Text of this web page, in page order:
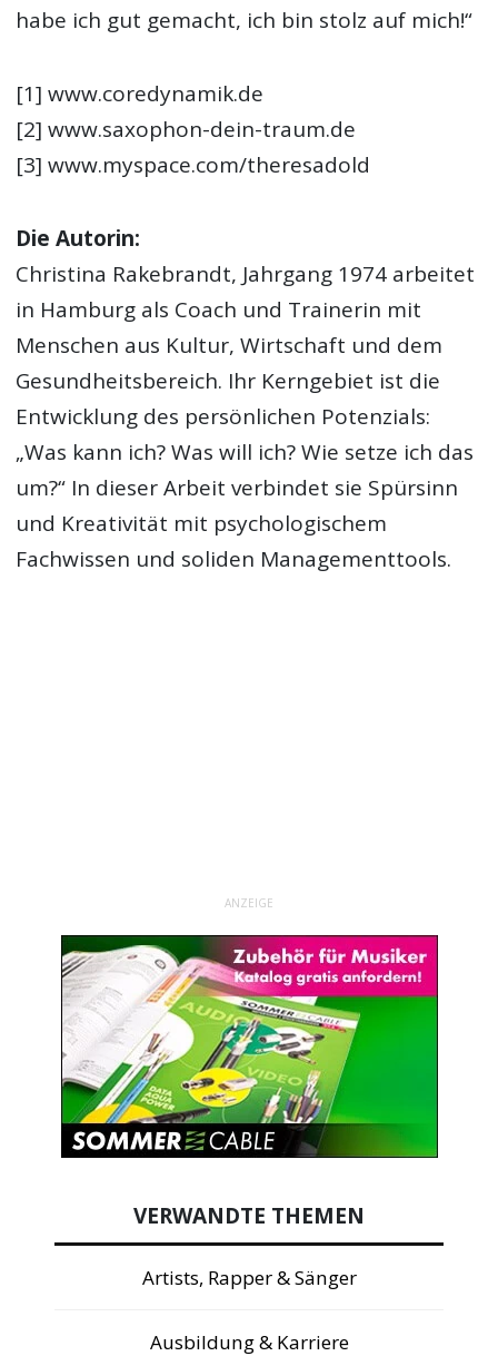
habe ich gut gemacht, ich bin stolz auf mich!“
[1] www.coredynamik.de
[2] www.saxophon-dein-traum.de
[3] www.myspace.com/theresadold
Die Autorin:
Christina Rakebrandt, Jahrgang 1974 arbeitet
in Hamburg als Coach und Trainerin mit
Menschen aus Kultur, Wirtschaft und dem
Gesundheitsbereich. Ihr Kerngebiet ist die
Entwicklung des persönlichen Potenzials:
„Was kann ich? Was will ich? Wie setze ich das
um?“ In dieser Arbeit verbindet sie Spürsinn
und Kreativität mit psychologischem
Fachwissen und soliden Managementtools.
ANZEIGE
VERWANDTE THEMEN
Artists, Rapper & Sänger
Ausbildung & Karriere